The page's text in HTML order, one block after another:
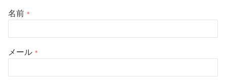
名前 *
メール *